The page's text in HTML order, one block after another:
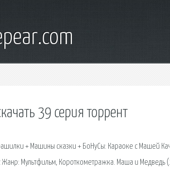
39 серия торрент
+ Машины сказки + БоНуСы: Караоке с Машей
Жанр: Мультфильм, Короткометражка. Маша и